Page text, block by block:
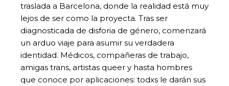
traslada a Barcelona, donde la realidad está muy
lejos de ser como la proyecta. Tras ser
diagnosticada de disforia de género, comenzará
un arduo viaje para asumir su verdadera
identidad. Médicos, compañeras de trabajo,
amigas trans, artistas queer y hasta hombres
que conoce por aplicaciones: todxs le darán sus